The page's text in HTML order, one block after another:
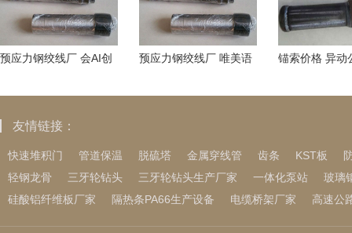
预应力钢绞线厂 会AI创
预应力钢绞线厂 唯美语
锚索价格 异动
友情链接：
快速堆积门 管道保温 脱硫塔 金属穿线管 齿条 KST板
轻钢龙骨
三牙轮钻头 三牙轮钻头生产厂家 一体化泵站
玻璃
硅酸铝纤维板厂家
隔热条PA66生产设备 电缆桥架厂家 高速公